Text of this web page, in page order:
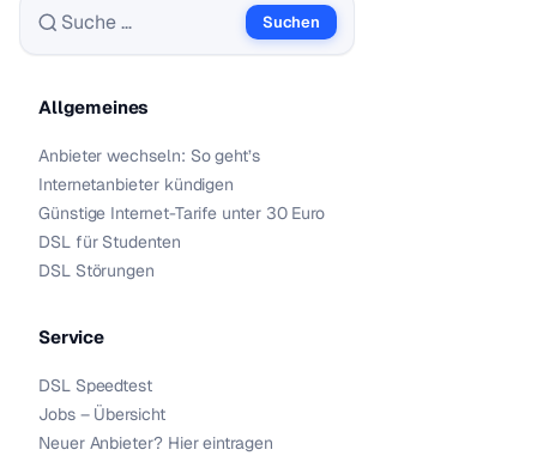
Suche nach:
Suchen
Allgemeines
Anbieter wechseln: So geht’s
Internetanbieter kündigen
Günstige Internet-Tarife unter 30 Euro
DSL für Studenten
DSL Störungen
Service
DSL Speedtest
Jobs – Übersicht
Neuer Anbieter? Hier eintragen